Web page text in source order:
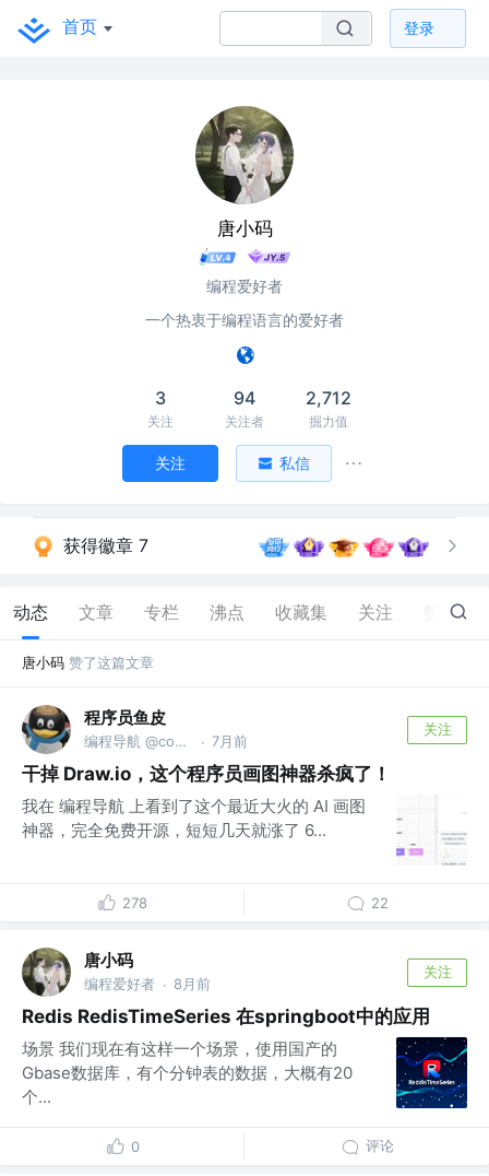
首页 登录
唐小码
编程爱好者
一个热衷于编程语言的爱好者
3
关注
94
关注者
2,712
掘力值
关注 私信
获得徽章 7
动态 文章 专栏 沸点 收藏集 关注 36
唐小码 赞了这篇文章
程序员鱼皮
编程导航 @codefather.cn · 7月前
关注
干掉 Draw.io，这个程序员画图神器杀疯了！
我在 编程导航 上看到了这个最近大火的 AI 画图
神器，完全免费开源，短短几天就涨了 6...
278 22
唐小码
编程爱好者 · 8月前
关注
Redis RedisTimeSeries 在springboot中的应用
场景 我们现在有这样一个场景，使用国产的
Gbase数据库，有个分钟表的数据，大概有20
个...
0 评论